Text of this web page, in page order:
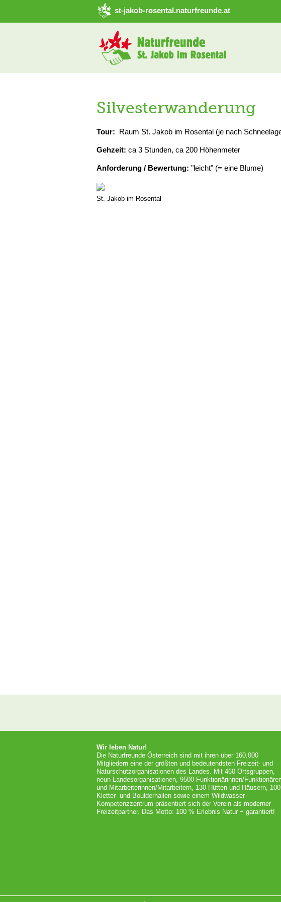
➜ Hauptregion der Seite anspringen
st-jakob-rosental.naturfreunde.at
Silvesterwanderung
Tour: Raum St. Jakob im Rosental (je nach
Gehzeit: ca 3 Stunden, ca 200 Höhenmeter
Anforderung / Bewertung: "leicht" (= eine Blume)
St. Jakob im Rosental
Wir leben Natur!
Die Naturfreunde Österreich sind mit ihren über 160.000
Mitgliedern eine der größten und bedeutendsten Freizeit- und
Naturschutzorganisationen des Landes. Mit 460 Ortsgruppen,
neun Landesorganisationen, 9500 Funktionärinnen/
und Mitarbeiterinnen/Mitarbeitern, 130 Hütten und Häusern, 100
Kletter- und Boulderhallen sowie einem Wildwasser-
Kompetenzzentrum präsentiert sich der Verein als moderner
Freizeitpartner. Das Motto: 100 % Erlebnis Natur − garantiert!